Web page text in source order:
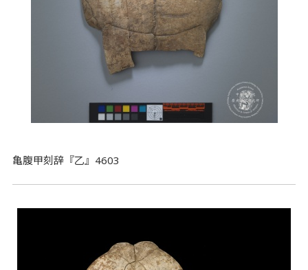
亀腹甲刻辞『乙』4603